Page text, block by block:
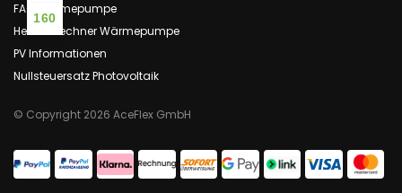
FAQ Wärmepumpe
Heizlastrechner Wärmepumpe
PV Informationen
Nullsteuersatz Photovoltaik
© Copyright 2026 AceFlex GmbH
160